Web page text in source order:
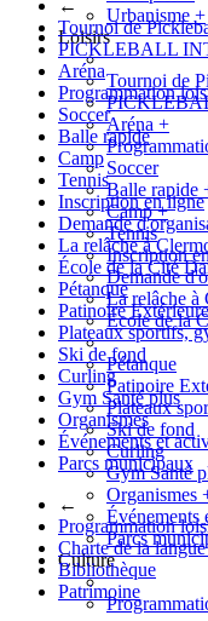
←
Tournoi de
PICKLEBALL
Aréna
Programmation
Soccer
Balle rapide
Camp
Tennis
Inscription en ligne
Demande
La relâche à
École de la Cité
Pétanque
Patinoire Extérieure
Plateaux sportifs,
Ski de fond
Curling
Gym Santé plus
Organismes
Événements et
Parcs municipaux
←
Programmation
Charte de la
Bibliothèque
Patrimoine
Urbanisme +
Loisirs
Tournoi de
Aréna +
Soccer
Balle rapide
Camp+
Tennis
Inscription
Demande
La relâche à
École de la
Pétanque
Patinoire
Plateaux
Ski de fond
Curling
Gym Santé
Organismes
Événements
Parcs
Culture